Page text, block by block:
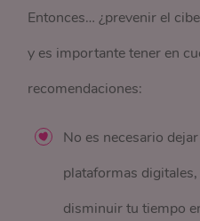
Entonces… ¿prevenir el
y es importante tener en
recomendaciones:
No es necesario
plataformas
disminuir tu tiempo